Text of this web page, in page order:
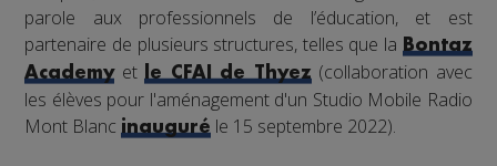
parole aux professionnels de l’éducation, et est
partenaire de plusieurs structures, telles que la Bontaz
Academyetle CFAI de Thyez(collaboration avec
les élèves pour l'aménagement d'un Studio Mobile Radio
Mont Blancinauguré le 15 septembre 2022).